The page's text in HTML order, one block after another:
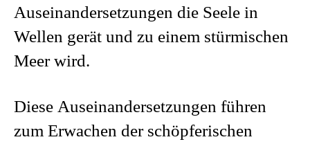
Auseinandersetzungen die Seele in
Wellen gerät und zu einem stürmischen
Meer wird.
Diese Auseinandersetzungen führen
zum Erwachen der schöpferischen